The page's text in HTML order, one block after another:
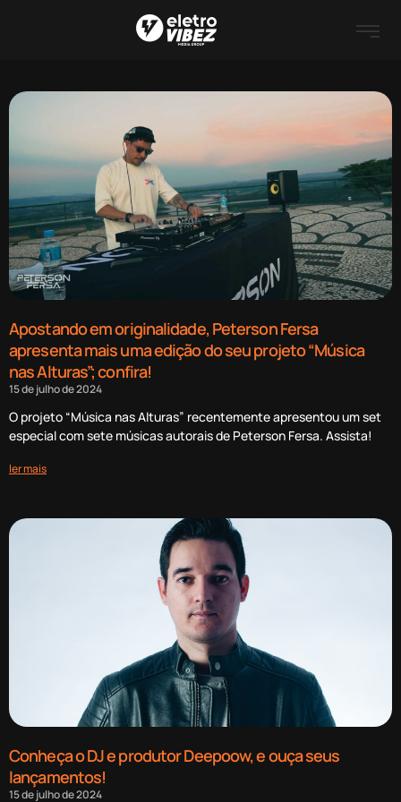
Apostando em originalidade, Peterson Fersa
apresenta mais uma edição do seu projeto “Música
nas Alturas”; confira!
15 de julho de 2024
O projeto “Música nas Alturas” recentemente apresentou um set
especial com sete músicas autorais de Peterson Fersa. Assista!
ler mais
Conheça o DJ e produtor Deepoow, e ouça seus
lançamentos!
15 de julho de 2024